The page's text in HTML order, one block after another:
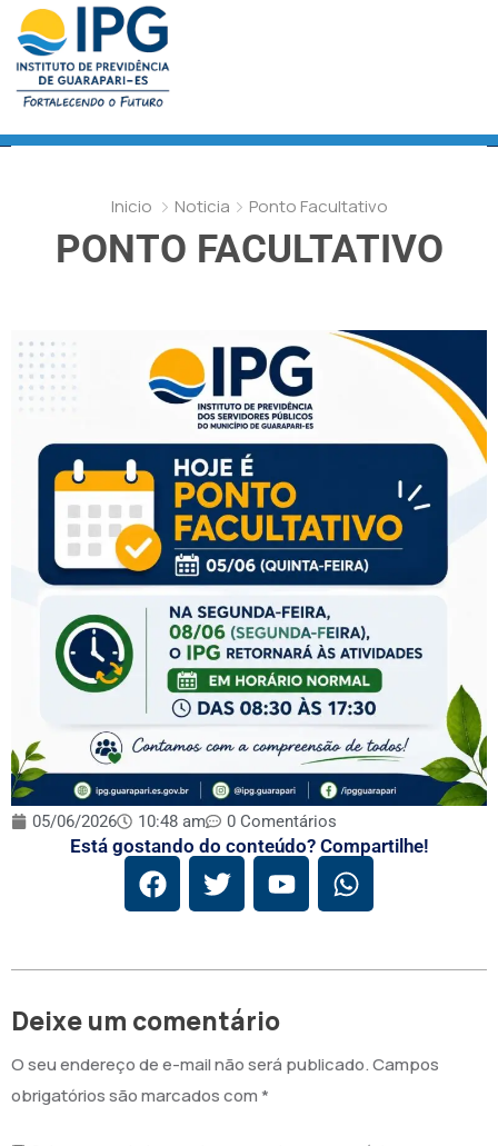
Inicio Noticia Ponto Facultativo
PONTO FACULTATIVO
05/06/2026 10:48 am 0 Comentários
Está gostando do conteúdo? Compartilhe!
Deixe um comentário
O seu endereço de e-mail não será publicado.Campos
obrigatórios são marcados com *